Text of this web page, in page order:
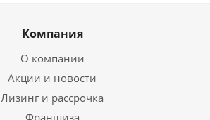
Компания
О компании
Акции и новости
Лизинг и рассрочка
Франшиза